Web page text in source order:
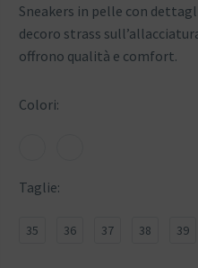
Sneakers in pelle con
decoro strass
offrono qualità e comfort.
Colori
Taglie
35 36 37 38 39